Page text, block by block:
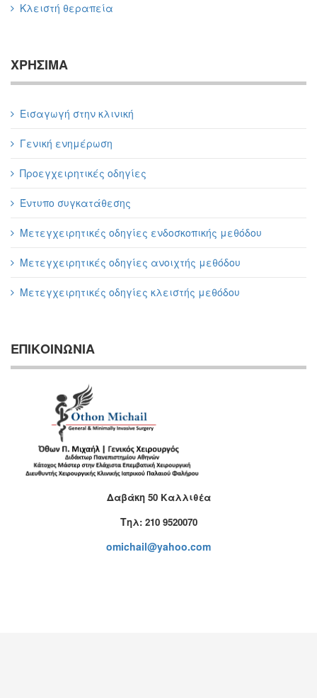
Κλειστή θεραπεία
ΧΡΗΣΙΜΑ
Εισαγωγή στην κλινική
Γενική ενημέρωση
Προεγχειρητικές οδηγίες
Έντυπο συγκατάθεσης
Μετεγχειρητικές οδηγίες ενδοσκοπικής μεθόδου
Μετεγχειρητικές οδηγίες ανοιχτής μεθόδου
Μετεγχειρητικές οδηγίες κλειστής μεθόδου
ΕΠΙΚΟΙΝΩΝΙΑ
Δαβάκη 50 Καλλιθέα
Tηλ: 210 9520070
omichail@yahoo.com